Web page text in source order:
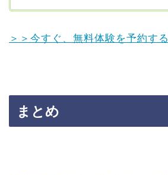
＞＞今すぐ、無料体験を予約する
まとめ